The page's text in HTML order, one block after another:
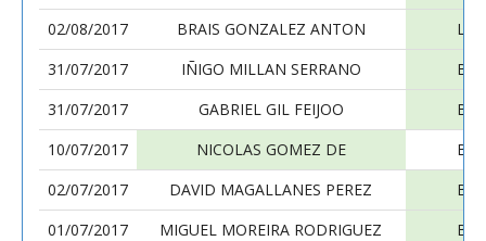
02/08/2017
BRAIS GONZALEZ ANTON
31/07/2017
IÑIGO MILLAN SERRANO
31/07/2017
GABRIEL GIL FEIJOO
10/07/2017
NICOLAS GOMEZ DE
02/07/2017
DAVID MAGALLANES PEREZ
01/07/2017
MIGUEL MOREIRA RODRIGUEZ